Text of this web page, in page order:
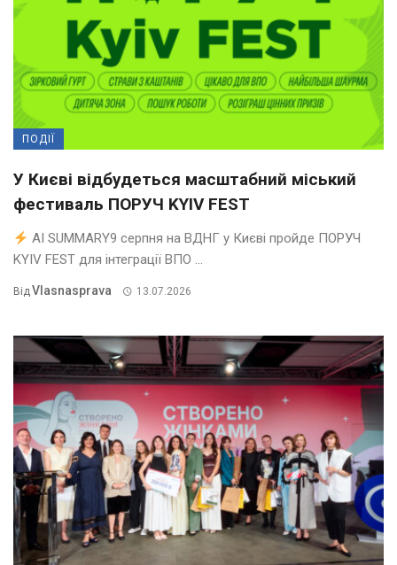
ПОДІЇ
У Києві відбудеться масштабний міський
фестиваль ПОРУЧ KYIV FEST
AI SUMMARY9 серпня на ВДНГ у Києві пройде ПОРУЧ
KYIV FEST для інтеграції ВПО ...
ВідVlasnasprava 13.07.2026